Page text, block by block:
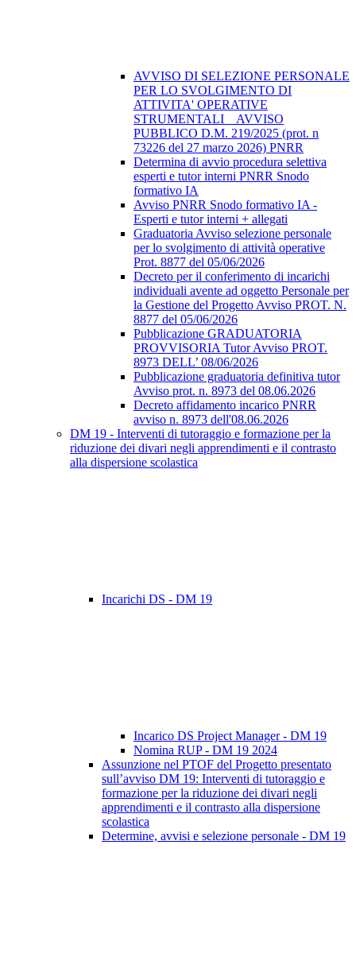
AVVISO DI SELEZIONE PERSONALE
PER LO SVOLGIMENTO DI
ATTIVITA' OPERATIVE
STRUMENTALI _ AVVISO
PUBBLICO D.M. 219/2025 (prot. n
73226 del 27 marzo 2026) PNRR
Determina di avvio procedura selettiva
esperti e tutor interni PNRR Snodo
formativo IA
Avviso PNRR Snodo formativo IA -
Esperti e tutor interni + allegati
Graduatoria Avviso selezione personale
per lo svolgimento di attività operative
Prot. 8877 del 05/06/2026
Decreto per il conferimento di incarichi
individuali avente ad oggetto Personale per
la Gestione del Progetto Avviso PROT. N.
8877 del 05/06/2026
Pubblicazione GRADUATORIA
PROVVISORIA Tutor Avviso PROT.
8973 DELL’ 08/06/2026
Pubblicazione graduatoria definitiva tutor
Avviso prot. n. 8973 del 08.06.2026
Decreto affidamento incarico PNRR
avviso n. 8973 dell'08.06.2026
DM 19 - Interventi di tutoraggio e formazione per la
riduzione dei divari negli apprendimenti e il contrasto
alla dispersione scolastica
Incarichi DS - DM 19
Incarico DS Project Manager - DM 19
Nomina RUP - DM 19 2024
Assunzione nel PTOF del Progetto presentato
sull’avviso DM 19: Interventi di tutoraggio e
formazione per la riduzione dei divari negli
apprendimenti e il contrasto alla dispersione
scolastica
Determine, avvisi e selezione personale - DM 19